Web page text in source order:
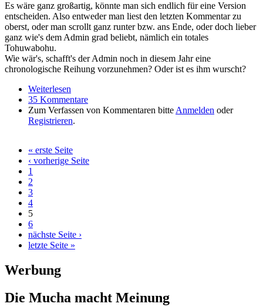
Es wäre ganz großartig, könnte man sich endlich für eine Version
entscheiden. Also entweder man liest den letzten Kommentar zu
oberst, oder man scrollt ganz runter bzw. ans Ende, oder doch lieber
ganz wie's dem Admin grad beliebt, nämlich ein totales
Tohuwabohu.
Wie wär's, schafft's der Admin noch in diesem Jahr eine
chronologische Reihung vorzunehmen? Oder ist es ihm wurscht?
Weiterlesen
35 Kommentare
Zum Verfassen von Kommentaren bitteAnmelden oder
Registrieren.
Seiten« erste Seite
‹ vorherige Seite
1
2
3
4
5
6
nächste Seite ›
letzte Seite »
Werbung
Die Mucha macht Meinung